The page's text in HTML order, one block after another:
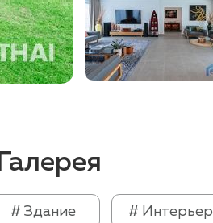
Галерея
# Здание # Интерьер